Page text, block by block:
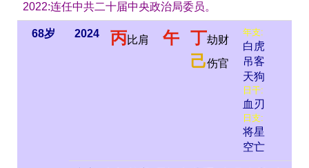
2022:连任中共二十届中央政治局委员。
68岁 2024 丙比肩 午 丁劫财
己伤官
年支:
白虎
吊客
天狗
日干:
血刃
日支:
将星
空亡